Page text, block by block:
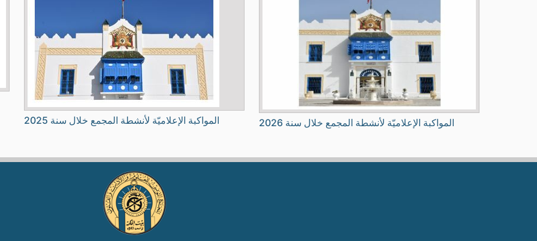
المواكبة الإعلاميّة لأنشطة المجمع خلال سنة 2026 المواكبة الإعلاميّة لأنشطة المجمع خلال سنة 2025